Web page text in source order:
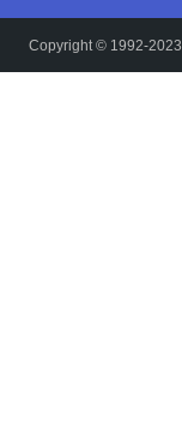
Copyright © 1992-